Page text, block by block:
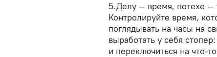
5.Делу — время, потехе —
Контролируйте время,
поглядывать на часы на
выработать у себя
и переключиться на что-